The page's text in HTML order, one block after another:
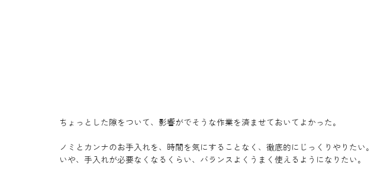
ちょっとした隙をついて、影響がでそうな作業を済ませておいてよかった。
ノミとカンナのお手入れを、時間を気にすることなく、徹底的にじっくりやりたい。
いや、手入れが必要なくなるくらい、バランスよくうまく使えるようになりたい。